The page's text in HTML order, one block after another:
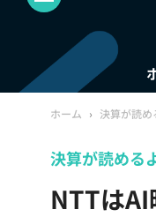
ホーム › 決算が読め
NTTは
決算が読める